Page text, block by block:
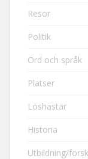
Resor
Politik
Ord och språk
Platser
Löshästar
Historia
Utbildning/